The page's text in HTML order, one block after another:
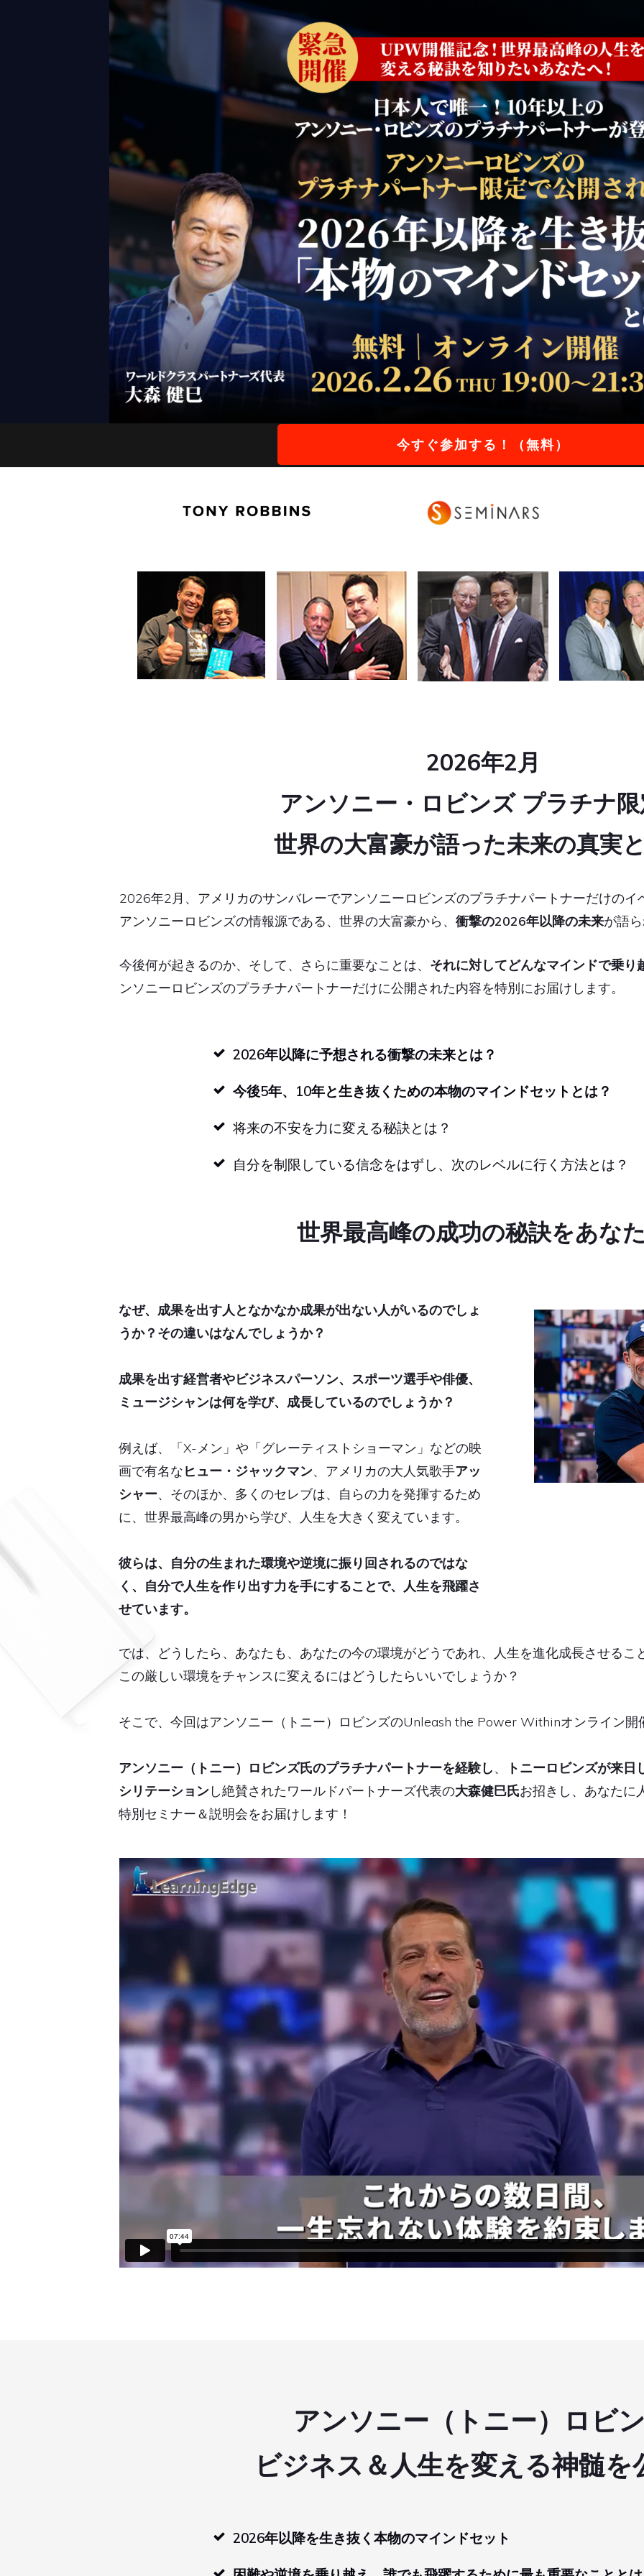
今すぐ参加する！（無料）
2026年2月
アンソニー・ロビンズ プラチナ
世界の大富豪が語った未来の真実
2026年2月、アメリカのサンバレーでアンソニーロビンズのプラチナパートナーだけの
アンソニーロビンズの情報源である、世界の大富豪から、 衝撃の2026年以降の未来が語
今後何が起きるのか、そして、さらに重要なことは、 それに対してどんなマインドで乗り
ンソニーロビンズのプラチナパートナーだけに公開された内容を特別にお届けします。
2026年以降に予想される衝撃の未来とは？
今後5年、10年と生き抜くための本物のマインドセットとは？
将来の不安を力に変える秘訣とは？
自分を制限している信念をはずし、次のレベルに行く方法とは？
世界最高峰の成功の秘訣をあな
なぜ、成果を出す人となかなか成果が出ない人がいるのでしょ
うか？その違いはなんでしょうか？
成果を出す経営者やビジネスパーソン、スポーツ選手や俳優、
ミュージシャンは何を学び、成長しているのでしょうか？
例えば、「X-メン」や「グレーティストショーマン」などの映
画で有名なヒュー・ジャックマン、アメリカの大人気歌手アッ
シャー、そのほか、多くのセレブは、自らの力を発揮するため
に、世界最高峰の男から学び、人生を大きく変えています。
彼らは、自分の生まれた環境や逆境に振り回されるのではな
く、自分で人生を作り出す力を手にすることで、人生を飛躍さ
せています。
では、どうしたら、あなたも、あなたの今の環境がどうであれ、人生を進化成長させるこ
この厳しい環境をチャンスに変えるにはどうしたらいいでしょうか？
そこで、今回はアンソニー（トニー）ロビンズのUnleash the Power Withinオンライン開
アンソニー（トニー）ロビンズ氏のプラチナパートナーを経験し、
トニーロビンズが来
シリテーションし絶賛されたワールドパートナーズ代表の大森健巳氏お招きし、あなたに
特別セミナー＆説明会をお届けします！
アンソニー（トニー）ロビ
ビジネス＆人生を変える神髄を
2026年以降を生き抜く本物のマインドセット